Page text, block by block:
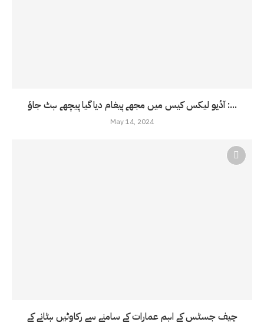
آڈیو لیکس کیس میں مجھے پیغام دیا گیا پیچھے ہٹ جاؤ :...
May 14, 2024
چیف جسٹس کے اہم عمارات کے سامنے سے رکاوٹیں ہٹانے کے